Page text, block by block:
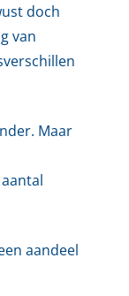
doch
van
Maar
aandeel